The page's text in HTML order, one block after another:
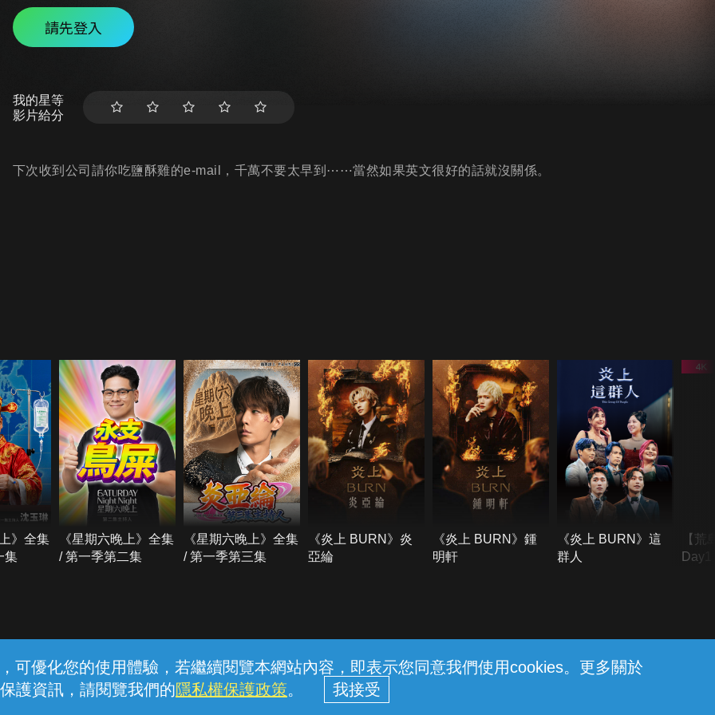
可優化您的使用體驗，若繼續閱覽本網站內容，即表示您同意我們使用cookies。更多關於
護資訊，請閱覽我們的隱私權保護政策。
請先登入
我的星等
影片給分
下次收到公司請你吃鹽酥雞的e-mail，千萬不要太早到⋯⋯當然如果英文很好的話就沒關係。
》全集
集
《星期六晚上》全集
/ 第一季第二集
《星期六晚上》全集
/ 第一季第三集
《炎上 BURN》炎
亞綸
《炎上 BURN》鍾
明軒
《炎上 BURN》這
群人
【荒
線上客服 服務條款 隱私權保護
中華電信股份有限公司個人家庭分公司 (統一編號：96979949) © 2026